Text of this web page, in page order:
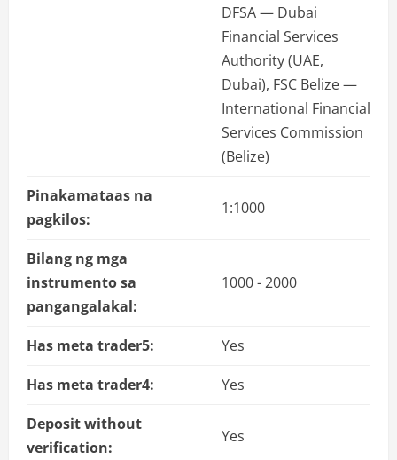
DFSA — Dubai
Financial Services
Authority (UAE,
Dubai), FSC Belize —
International Financial
Services Commission
(Belize)
Pinakamataas na
pagkilos:
1:1000
Bilang ng mga
instrumento sa
pangangalakal:
1000 - 2000
Has meta trader5:
Yes
Has meta trader4:
Yes
Deposit without
verification:
Yes